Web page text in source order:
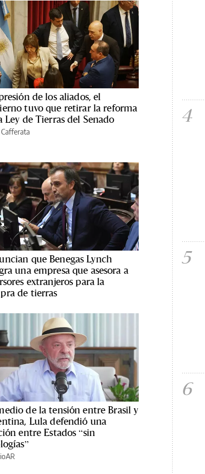
de los aliados, el
tuvo que retirar la reforma
Ley de Tierras del Senado
que Benegas Lynch
una empresa que asesora a
extranjeros para la
de tierras
de la tensión entre Brasil y
Lula defendió una
entre Estados “sin
4
5
6